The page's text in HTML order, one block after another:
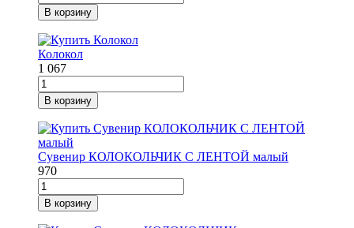
В корзину
Колокол
1 067
В корзину
Сувенир КОЛОКОЛЬЧИК С ЛЕНТОЙ малый
970
В корзину